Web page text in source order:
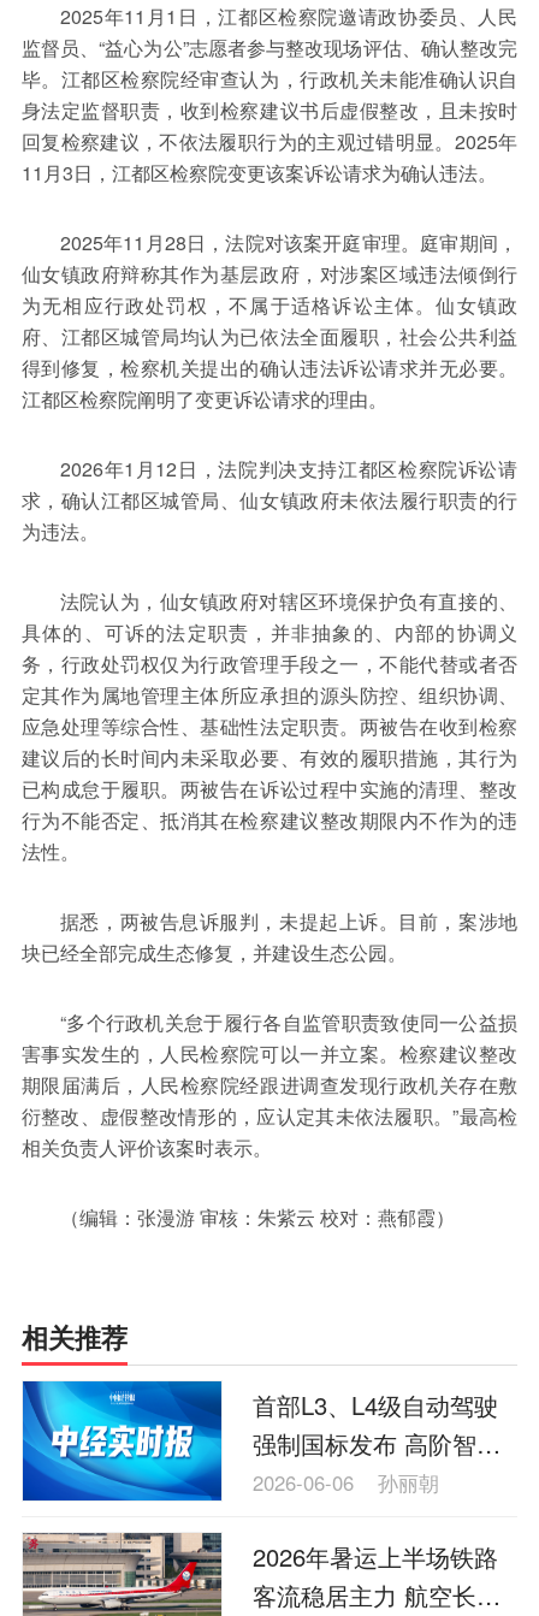
2025年11月1日，江都区检察院邀请政协委员、人民
监督员、“益心为公”志愿者参与整改现场评估、确认整改完
毕。江都区检察院经审查认为，行政机关未能准确认识自
身法定监督职责，收到检察建议书后虚假整改，且未按时
回复检察建议，不依法履职行为的主观过错明显。2025年
11月3日，江都区检察院变更该案诉讼请求为确认违法。
2025年11月28日，法院对该案开庭审理。庭审期间，
仙女镇政府辩称其作为基层政府，对涉案区域违法倾倒行
为无相应行政处罚权，不属于适格诉讼主体。仙女镇政
府、江都区城管局均认为已依法全面履职，社会公共利益
得到修复，检察机关提出的确认违法诉讼请求并无必要。
江都区检察院阐明了变更诉讼请求的理由。
2026年1月12日，法院判决支持江都区检察院诉讼请
求，确认江都区城管局、仙女镇政府未依法履行职责的行
为违法。
法院认为，仙女镇政府对辖区环境保护负有直接的、
具体的、可诉的法定职责，并非抽象的、内部的协调义
务，行政处罚权仅为行政管理手段之一，不能代替或者否
定其作为属地管理主体所应承担的源头防控、组织协调、
应急处理等综合性、基础性法定职责。两被告在收到检察
建议后的长时间内未采取必要、有效的履职措施，其行为
已构成怠于履职。两被告在诉讼过程中实施的清理、整改
行为不能否定、抵消其在检察建议整改期限内不作为的违
法性。
据悉，两被告息诉服判，未提起上诉。目前，案涉地
块已经全部完成生态修复，并建设生态公园。
“多个行政机关怠于履行各自监管职责致使同一公益损
害事实发生的，人民检察院可以一并立案。检察建议整改
期限届满后，人民检察院经跟进调查发现行政机关存在敷
衍整改、虚假整改情形的，应认定其未依法履职。”最高检
相关负责人评价该案时表示。
（编辑：张漫游 审核：朱紫云 校对：燕郁霞）
相关推荐
首部L3、L4级自动驾驶
强制国标发布 高阶智驾
迎来“安全硬约束”
2026-06-06 孙丽朝
2026年暑运上半场铁路
客流稳居主力 航空长途